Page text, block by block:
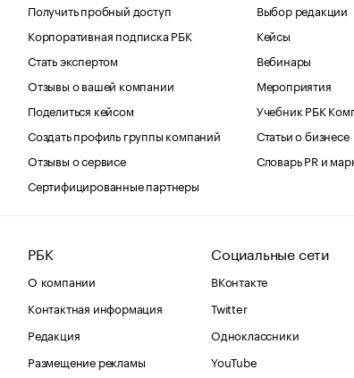
Получить пробный доступ
Корпоративная подписка РБК
Стать экспертом
Отзывы о вашей компании
Поделиться кейсом
Создать профиль группы компаний
Отзывы о сервисе
Сертифицированные партнеры
Выбор редакции
Кейсы
Вебинары
Мероприятия
Учебник РБК
Статьи о бизнесе
Словарь PR и
РБК
О компании
Контактная информация
Редакция
Размещение рекламы
Социальные сети
ВКонтакте
Twitter
Одноклассники
YouTube